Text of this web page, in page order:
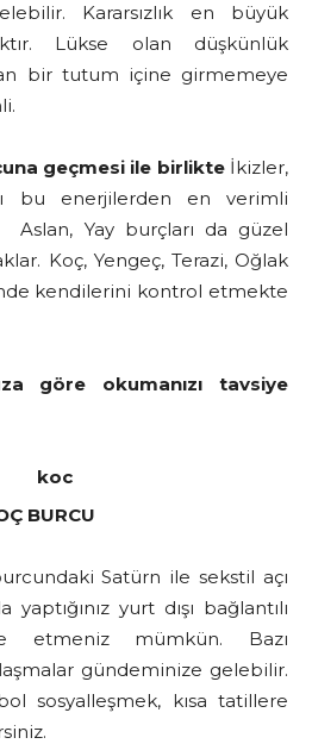
Kararsızlık en büyük
Lükse olan düşkünlük
bir tutum içine girmemeye
geçmesi ile birlikteİkizler,
bu enerjilerden en verimli
Aslan, Yay burçları da güzel
Koç, Yengeç, Terazi, Oğlak
kendilerini kontrol etmekte
göre okumanızı tavsiye
BURCU
Satürn ile sekstil açı
yaptığınız yurt dışı bağlantılı
etmeniz mümkün. Bazı
gündeminize gelebilir.
sosyalleşmek, kısa tatillere